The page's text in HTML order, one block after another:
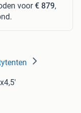
voor€ 879,